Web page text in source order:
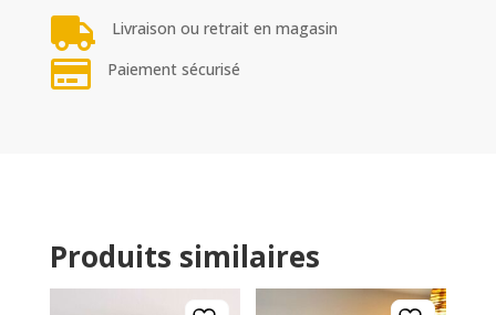
 Livraison ou retrait en magasin
 Paiement sécurisé
Produits similaires